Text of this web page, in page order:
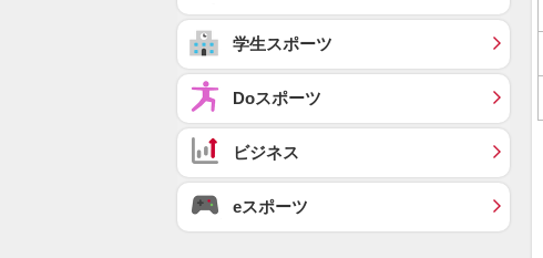
学生スポーツ
Doスポーツ
ビジネス
eスポーツ